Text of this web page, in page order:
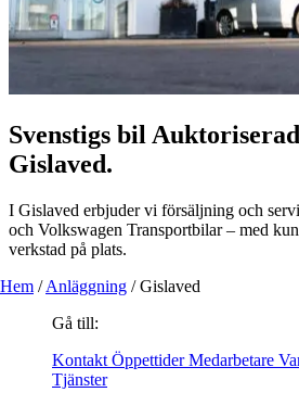
Svenstigs bil
Gislaved.
I Gislaved erbjuder vi försäljning och
och Volkswagen Transportbilar – med
verkstad på plats.
Hem /Anläggning /Gislaved
Gå till:
Kontakt ÖppettiderMedarbetare
Tjänster